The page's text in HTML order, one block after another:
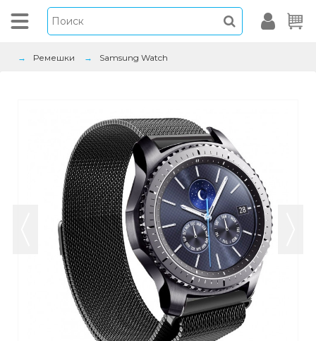
Ремешки Samsung Watch